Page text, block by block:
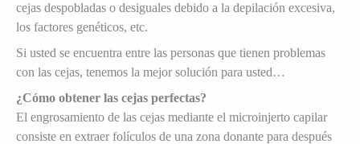
cejas despobladas o desiguales debido a la depilación excesiva,
los factores genéticos, etc.
Si usted se encuentra entre las personas que tienen problemas
con las cejas, tenemos la mejor solución para usted…
¿Cómo obtener las cejas perfectas?
El engrosamiento de las cejas mediante el microinjerto capilar
consiste en extraer folículos de una zona donante para después